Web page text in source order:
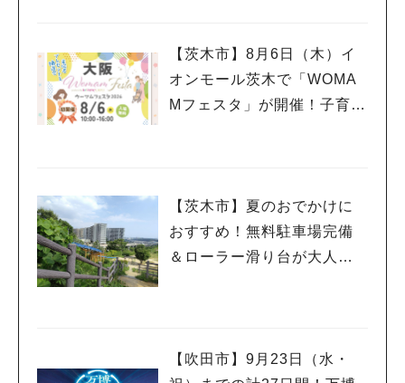
【茨木市】8月6日（木）イ
オンモール茨木で「WOMA
Mフェスタ」が開催！子育て
【茨木市】夏のおでかけに
おすすめ！無料駐車場完備
＆ローラー滑り台が大人気
【吹田市】9月23日（水・